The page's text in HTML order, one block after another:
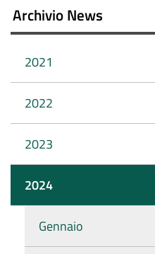
Archivio News
2021
2022
2023
2024
Gennaio